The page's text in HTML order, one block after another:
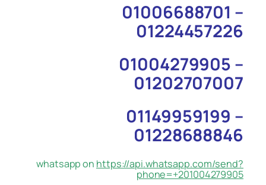
01006688701 –
01224457226
01004279905 –
01202707007
01149959199 –
01228688846
whatsapp on https://api.whatsapp.com/send?
phone=+201004279905